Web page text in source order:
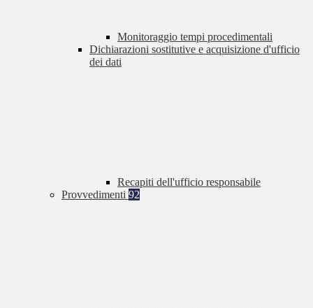
Monitoraggio tempi procedimentali
Dichiarazioni sostitutive e acquisizione d'ufficio
dei dati
Recapiti dell'ufficio responsabile
Provvedimenti 92